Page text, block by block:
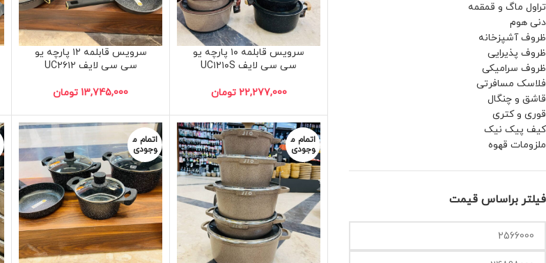
تراول ماگ و قمقمه
دنی هوم
ظروف آشپزخانه
ظروف پذیرایی
ظروف سرامیکی
فلاسک مسافرتی
قاشق و چنگال
قوری و کتری
کیف پیک نیک
ملزومات قهوه
فیلتر براساس قیمت
سرویس قابلمه ۱۰ پارچه یو
سی سی لایف UC۱۲۱۰S
22,277,000 تومان
سرویس قابلمه ۱۲ پارچه یو
سی سی لایف UC۲۶۱۲
13,745,000 تومان
اتمام م
وجودی
اتمام م
وجودی